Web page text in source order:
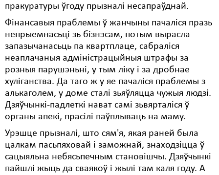
пракуратуры ўгоду прызналі несапраўднай.
Фінансавыя праблемы ў жанчыны пачаліся празь
непрыемнасьці зь бізнэсам, потым вырасла
запазычанасьць па квартплаце, сабраліся
неаплачаныя адміністрацыйныя штрафы за
розныя парушэньні, у тым ліку і за дробнае
хуліганства. Да таго ж у яе пачаліся праблемы з
алькаголем, у доме сталі зьяўляцца чужыя людзі.
Дзяўчынкі-падлеткі нават самі зьвярталіся ў
органы апекі, прасілі паўплываць на маму.
Урэшце прызналі, што сям'я, якая раней была
цалкам пасьпяховай і заможнай, знаходзіцца ў
сацыяльна небясьпечным становішчы. Дзяўчынкі
пайшлі жыць да сваякоў і жылі там каля году. А
Свабода слова
Свабода сумленьня
Суд
Экалёгія
Правы працоўных